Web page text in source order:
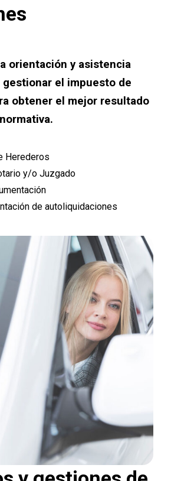
orientación y asistencia
gestionar el impuesto de
obtener el mejor resultado
Herederos
y/o Juzgado
de autoliquidaciones